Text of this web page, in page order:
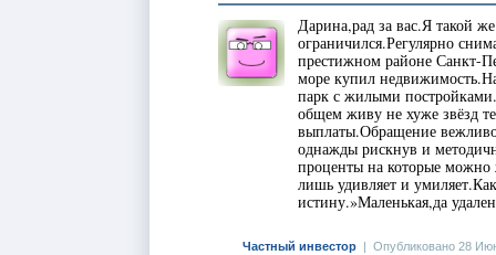
Дарина,рад за вас.Я такой
ограничился.Регулярно
престижном районе Санкт-
море купил
парк с жилыми
общем живу не хуже звёзд
выплаты.Обращение
однажды рискнув и
проценты на которые
лишь удивляет и
истину.»Маленькая,да
Частный инвестор Опубликовано 28